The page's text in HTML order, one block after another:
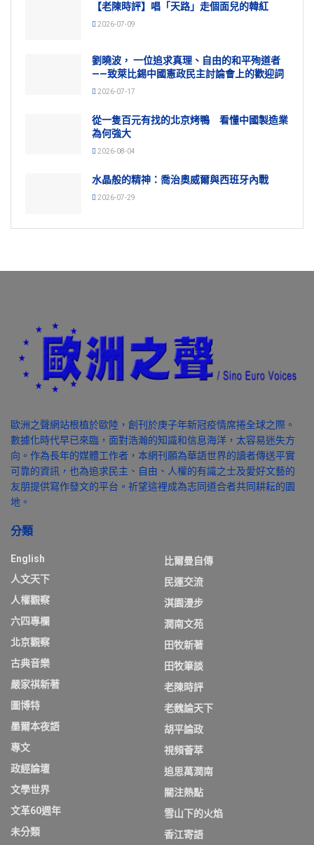
【老陳時評】唱「天路」走個面兒的韓紅
2026-07-09
劉曉波， 一位追求真理、自由的和平殉道者
——致萊比錫中國憲政民主討論會上的歡迎詞
2026-07-17
從一隻百元有找的北京烤鴨 看懂中國製造業
為何強大
2026-08-04
水晶般的精神：喬治奧威爾與西班牙內戰
2026-07-29
歐洲之聲網站根植於歐陸，創刊於庚子年新冠疫情席捲全球之際。
數據化時代早已來臨，面對浩瀚的知識和信息海洋，太容易迷失方
向。作為長年的媒體工作者，本網刊願為華語世界的讀者傳送平實
可靠的資訊，也為追求民主、自由、人權的有識之士及愛好文藝的
友朋提供寫作發文的平台。祈望這裡成為志同道合者共同耕耘的園
地。
分類
English
人文天下
人權觀察
六四專欄
北京觀察
古典音樂
嚴家祺新著
圖博特
墨爾本夜語
專文
政經論壇
文學世界
文革60週年
未分類
比爾曼自傳
民運交流
淇園漫步
潤南文苑
田牧新著
田牧筆談
老陳時評
老魏論天下
胡平論政
視頻薈萃
追思萬潤南
關注熱點
雪山下的火焰
香江寄語